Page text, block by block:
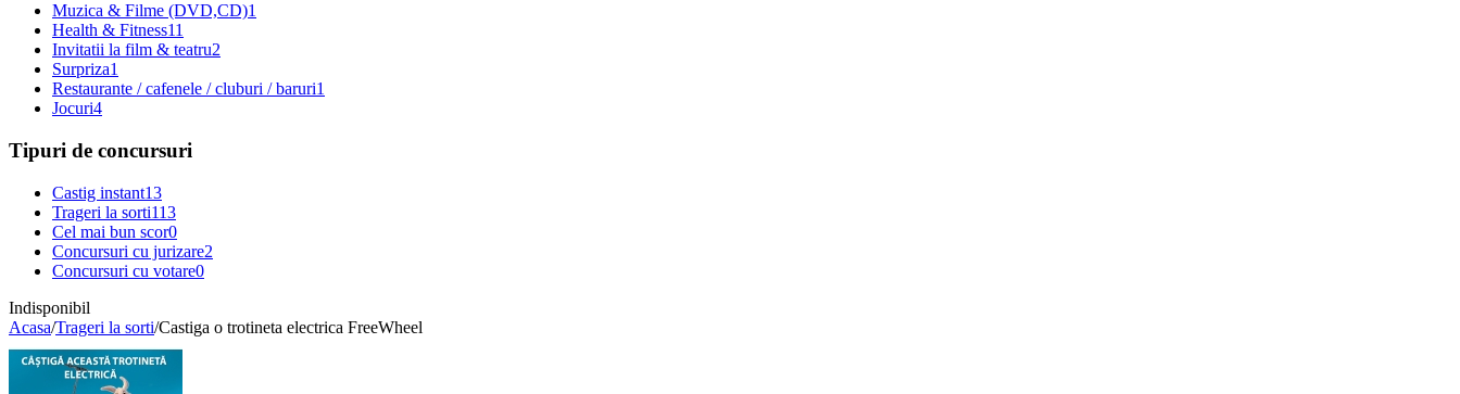
Muzica & Filme (DVD,CD)1
Health & Fitness11
Invitatii la film & teatru2
Surpriza1
Restaurante / cafenele / cluburi / baruri1
Jocuri4
Tipuri de concursuri
Castig instant13
Trageri la sorti113
Cel mai bun scor0
Concursuri cu jurizare2
Concursuri cu votare0
Indisponibil
Acasa/Trageri la sorti/Castiga o trotineta electrica FreeWheel